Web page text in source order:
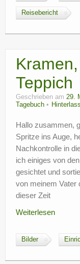
Reisebericht
Teppich
Geschrieben am 29.
Tagebuch
Hallo zusammen,
Spritze ins Auge,
Nachkontrolle in
ich einiges von
gesichtet und
von meinem Vater
dieser Zeit
Weiterlesen
Bilder